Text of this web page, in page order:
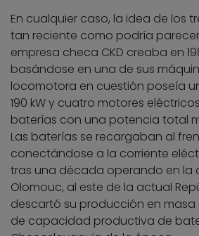
En cualquier caso, la idea de los
tan reciente como podría
empresa checa CKD creaba en
basándose en una de sus
locomotora en cuestión poseía
190 kW y cuatro motores
baterías con una potencia total
Las baterías se recargaban al
conectándose a la corriente
tras una década operando en la
Olomouc, al este de la actual
descartó su producción en
de capacidad productiva de